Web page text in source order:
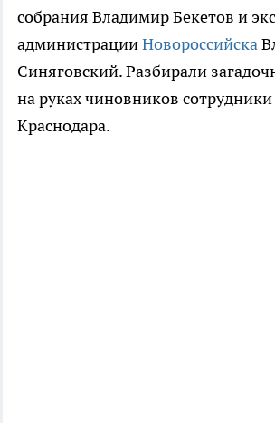
собрания Владимир Бекетов и
администрацииНовороссийска
Синяговский. Разбирали
на руках чиновников сотрудники
Краснодара.